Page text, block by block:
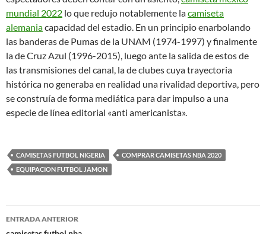
mundial 2022 lo que redujo notablemente lacamiseta
alemaniacapacidad del estadio. En un principio enarbolando
las banderas de Pumas de la UNAM (1974-1997) y finalmente
la de Cruz Azul (1996-2015), luego ante la salida de estos de
las transmisiones del canal, la de clubes cuya trayectoria
histórica no generaba en realidad una rivalidad deportiva, pero
se construía de forma mediática para dar impulso a una
especie de línea editorial «anti americanista».
CAMISETAS FUTBOL NIGERIA
COMPRAR CAMISETAS NBA 2020
EQUIPACION FUTBOL JAMON
Navegación
ENTRADA ANTERIOR